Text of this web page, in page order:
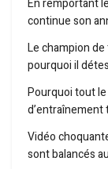
En remportant
continue son
Le champion
pourquoi il
Pourquoi tout
d’entraînement
Vidéo
sont balancés